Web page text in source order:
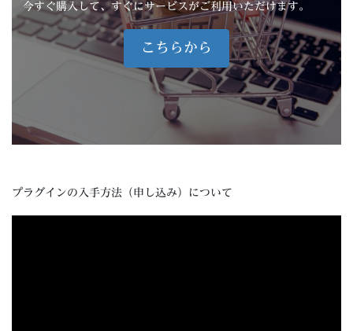
今すぐ購入して、すぐにサービスがご利用いただけます。
こちらから
プラグインの入手方法（申し込み）について